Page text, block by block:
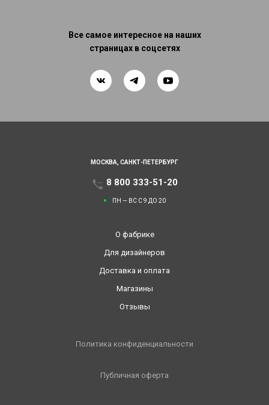
Все самое интересное на наших
страницах в соцсетях
МОСКВА, САНКТ-ПЕТЕРБУРГ
8 800 333-51-20
ПН — ВС С 9 ДО 20
О фабрике
Для дизайнеров
Доставка и оплата
Магазины
Отзывы
Политика конфиденциальности
Публичная оферта